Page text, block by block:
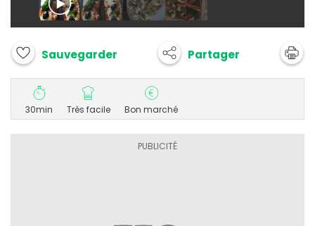
Sauvegarder Partager
30min Très facile Bon marché